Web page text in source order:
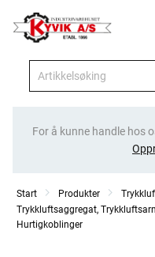
For å kunne handle hos
Start Produkter
Trykkluftsaggregat,
Hurtigkoblinger